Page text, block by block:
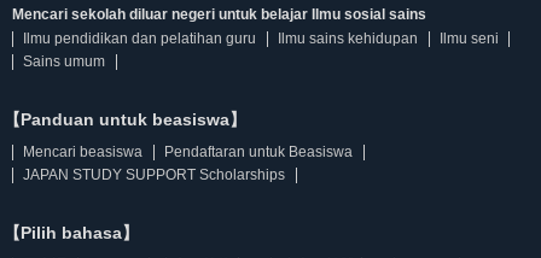
Mencari sekolah diluar negeri untuk belajar Ilmu sosial sains
Ilmu pendidikan dan pelatihan guru
Ilmu sains kehidupan
Ilmu seni
Sains umum
【Panduan untuk beasiswa】
Mencari beasiswa
Pendaftaran untuk Beasiswa
JAPAN STUDY SUPPORT Scholarships
【Pilih bahasa】